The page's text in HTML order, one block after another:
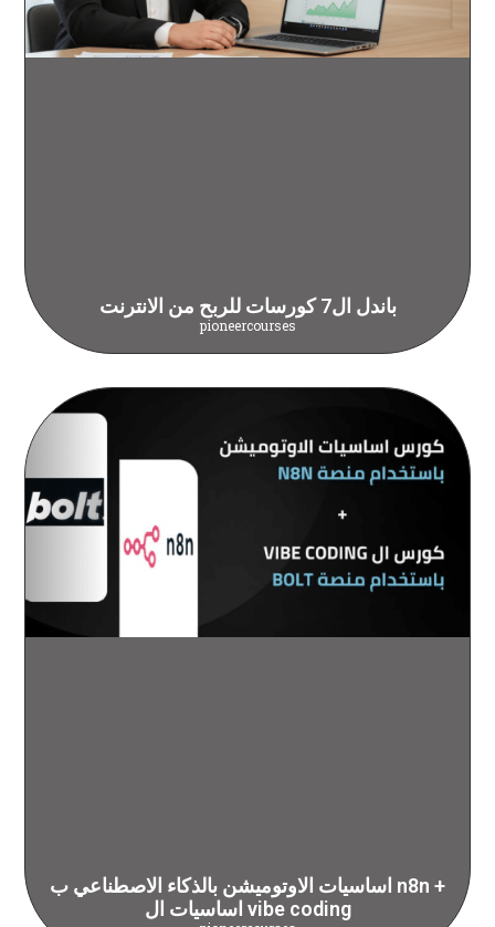
باندل ال7 كورسات للربح من الانترنت
pioneercourses
اساسيات الاوتوميشن بالذكاء الاصطناعي ب n8n +
اساسيات ال vibe coding